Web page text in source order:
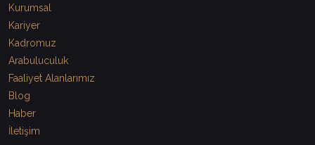
Kurumsal
Kariyer
Kadromuz
Arabuluculuk
Faaliyet Alanlarımız
Blog
Haber
İletişim